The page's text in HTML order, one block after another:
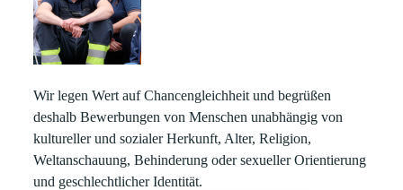
Wir legen Wert auf Chancengleichheit und begrüßen
deshalb Bewerbungen von Menschen unabhängig von
kultureller und sozialer Herkunft, Alter, Religion,
Weltanschauung, Behinderung oder sexueller Orientierung
und geschlechtlicher Identität.